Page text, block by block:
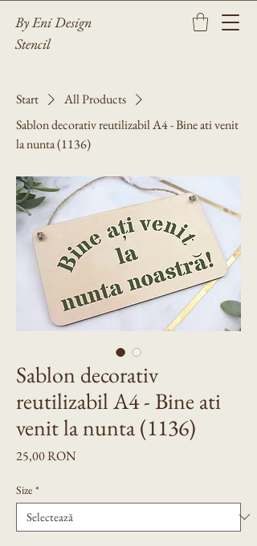
By Eni Design
Stencil
Start
All Products
Sablon decorativ reutilizabil A4 - Bine ati venit
la nunta (1136)
Sablon decorativ
reutilizabil A4 - Bine ati
venit la nunta (1136)
25,00 RONPreț
Size *